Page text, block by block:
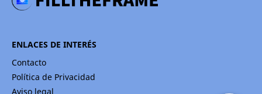
ENLACES DE INTERÉS
Contacto
Política de Privacidad
Aviso legal